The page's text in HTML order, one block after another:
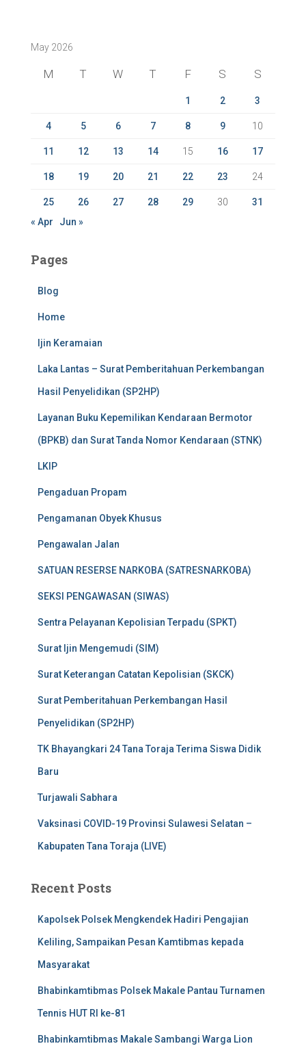
h
May 2026
M T W T F S S
1 2 3
4 5 6 7 8 9 10
11 12 13 14 15 16 17
18 19 20 21 22 23 24
25 26 27 28 29 30
31
« Apr
Jun »
Pages
Blog
Home
Ijin Keramaian
Laka Lantas – Surat Pemberitahuan Perkembangan
Hasil Penyelidikan (SP2HP)
Layanan Buku Kepemilikan Kendaraan Bermotor
(BPKB) dan Surat Tanda Nomor Kendaraan (STNK)
LKIP
Pengaduan Propam
Pengamanan Obyek Khusus
Pengawalan Jalan
SATUAN RESERSE NARKOBA (SATRESNARKOBA)
SEKSI PENGAWASAN (SIWAS)
Sentra Pelayanan Kepolisian Terpadu (SPKT)
Surat Ijin Mengemudi (SIM)
Surat Keterangan Catatan Kepolisian (SKCK)
Surat Pemberitahuan Perkembangan Hasil
Penyelidikan (SP2HP)
TK Bhayangkari 24 Tana Toraja Terima Siswa Didik
Baru
Turjawali Sabhara
Vaksinasi COVID-19 Provinsi Sulawesi Selatan –
Kabupaten Tana Toraja (LIVE)
Recent Posts
Kapolsek Polsek Mengkendek Hadiri Pengajian
Keliling, Sampaikan Pesan Kamtibmas kepada
Masyarakat
Bhabinkamtibmas Polsek Makale Pantau Turnamen
Tennis HUT RI ke-81
Bhabinkamtibmas Makale Sambangi Warga Lion